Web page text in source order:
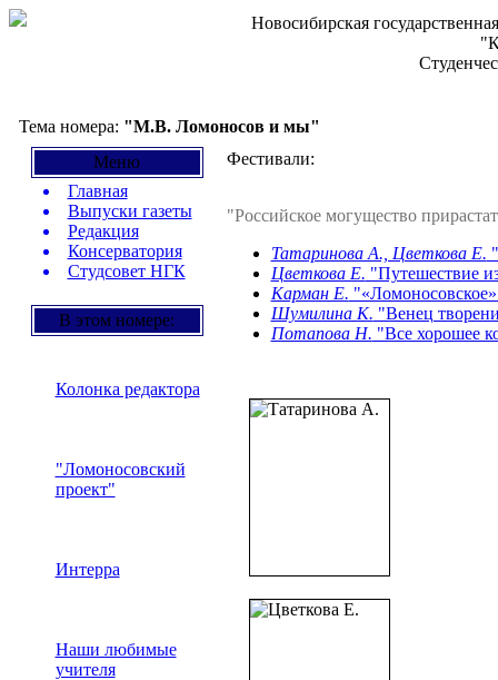
Новосибирская
Тема номера: "М.В. Ломоносов и мы"
Меню
Главная
Выпуски газеты
Редакция
Консерватория
Студсовет НГК
В этом номере:
Колонка редактора
"Ломоносовский
проект"
Интерра
Наши любимые
учителя
Фестивали:
"Российское могущество
Татаринова А., Цветкова Е.
Цветкова Е. "Путешествие
Карман Е.
Шумилина К. "Венец
Потапова Н. "Все хорошее